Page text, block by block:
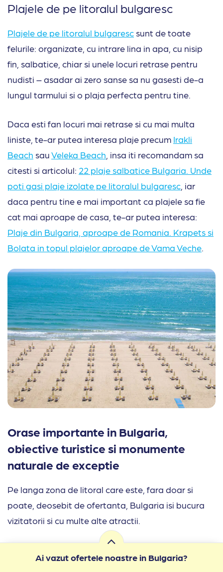
Plajele de pe litoralul bulgaresc
Plajele de pe litoralul bulgarescsunt de toate
felurile: organizate, cu intrare lina in apa, cu nisip
fin, salbatice, chiar si unele locuri retrase pentru
nudisti – asadar ai zero sanse sa nu gasesti de-a
lungul tarmului si o plaja perfecta pentru tine.
Daca esti fan locuri mai retrase si cu mai multa
liniste, te-ar putea interesa plaje precum Irakli
Beach sauVeleka Beach , insa iti recomandam sa
citesti si articolul: 22 plaje salbatice Bulgaria. Unde
poti gasi plaje izolate pe litoralul bulgaresc , iar
daca pentru tine e mai important ca plajele sa fie
cat mai aproape de casa, te-ar putea interesa:
Plaje din Bulgaria, aproape de Romania. Krapets si
Bolata in topul plajelor aproape de Vama Veche.
Orase importante in Bulgaria,
obiective turistice si monumente
naturale de exceptie
Pe langa zona de litoral care este, fara doar si
poate, deosebit de ofertanta, Bulgaria isi bucura
vizitatorii si cu multe alte atractii.
Ai vazut ofertele noastre in Bulgaria?